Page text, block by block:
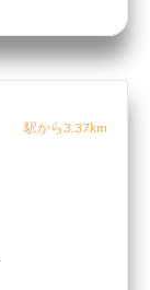
駅から3.37km